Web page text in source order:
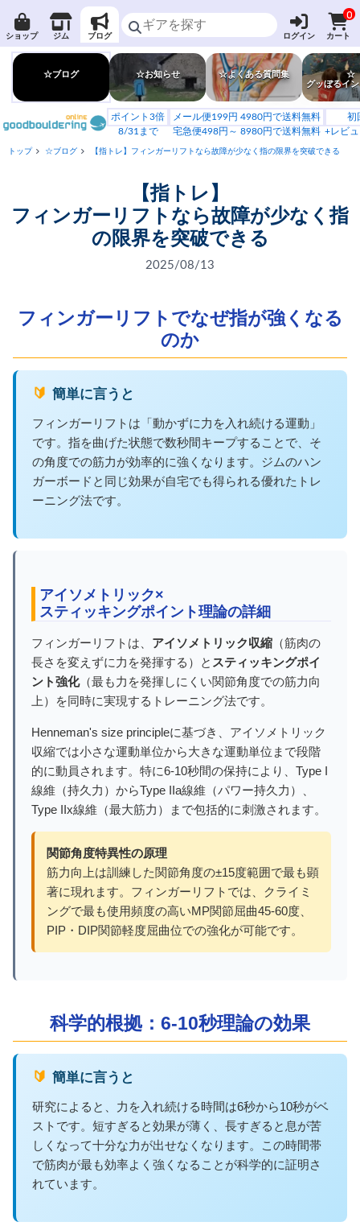
ショップ ジム ブログ ログイン
0
カート
☆ブログ ☆お知らせ ☆よくある質問集
☆
グッぼるイ
ポイント3倍
8/31まで
メール便199円 4980円で送料無料
宅急便498円～ 8980円で送料無料
初
+レビ
トップ ☆ブログ 【指トレ】フィンガーリフトなら故障が少なく指の限界を突破できる
【指トレ】
フィンガーリフトなら故障が少なく指
の限界を突破できる
2025/08/13
フィンガーリフトでなぜ指が強くなる
のか
🔰 簡単に言うと
フィンガーリフトは「動かずに力を入れ続ける運動」
です。指を曲げた状態で数秒間キープすることで、そ
の角度での筋力が効率的に強くなります。ジムのハン
ガーボードと同じ効果が自宅でも得られる優れたトレ
ーニング法です。
アイソメトリック×
スティッキングポイント理論の詳細
フィンガーリフトは、 アイソメトリック収縮 （筋肉の
長さを変えずに力を発揮する）と スティッキングポイ
ント強化（最も力を発揮しにくい関節角度での筋力向
上）を同時に実現するトレーニング法です。
Henneman's size principleに基づき、アイソメトリック
収縮では小さな運動単位から大きな運動単位まで段階
的に動員されます。特に6-10秒間の保持により、Type I
線維（持久力）からType IIa線維（パワー持久力）、
Type IIx線維（最大筋力）まで包括的に刺激されます。
関節角度特異性の原理
筋力向上は訓練した関節角度の±15度範囲で最も顕
著に現れます。フィンガーリフトでは、クライミ
ングで最も使用頻度の高いMP関節屈曲45-60度、
PIP・DIP関節軽度屈曲位での強化が可能です。
科学的根拠：6-10秒理論の効果
🔰 簡単に言うと
研究によると、力を入れ続ける時間は6秒から10秒がベ
ストです。短すぎると効果が薄く、長すぎると息が苦
しくなって十分な力が出せなくなります。この時間帯
で筋肉が最も効率よく強くなることが科学的に証明さ
れています。